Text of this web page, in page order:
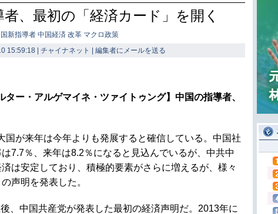
、最初の「経済カード」を開く
新指導者 中国経済 改革 マクロ政策
15:59:18 | チャイナネット | 編集者にメールを送る
ー・アルゲマイネ・ツァイトゥング】中国の指導者、
国が来年は今年よりも発展すると確信している。中国社
7.7％、来年は8.2％になると見込んでいるが、中共中
は安定しており、積極的要素がさらに増えるが、様々
声明を発表した。
、中国共産党が発表した最初の経済声明だ。2013年に